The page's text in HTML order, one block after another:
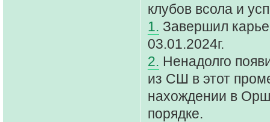
клубов всола и
1. Завершил
03.01.2024г.
2. Ненадолго
из СШ в этот
нахождении в
порядке.